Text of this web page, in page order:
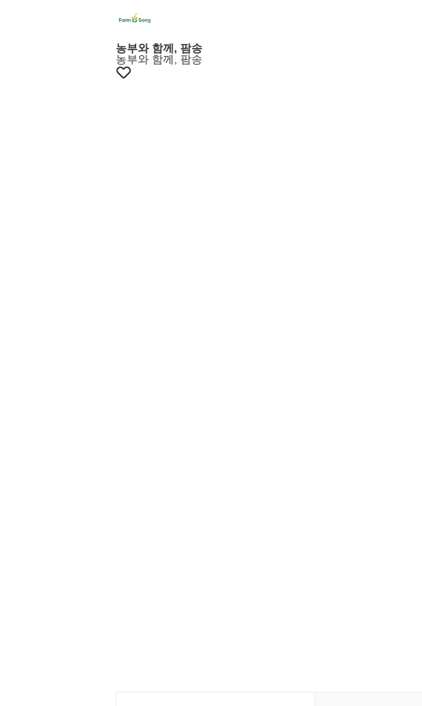
+최대20%쿠폰
농부와 함께, 팜송
농부와 함께, 팜송